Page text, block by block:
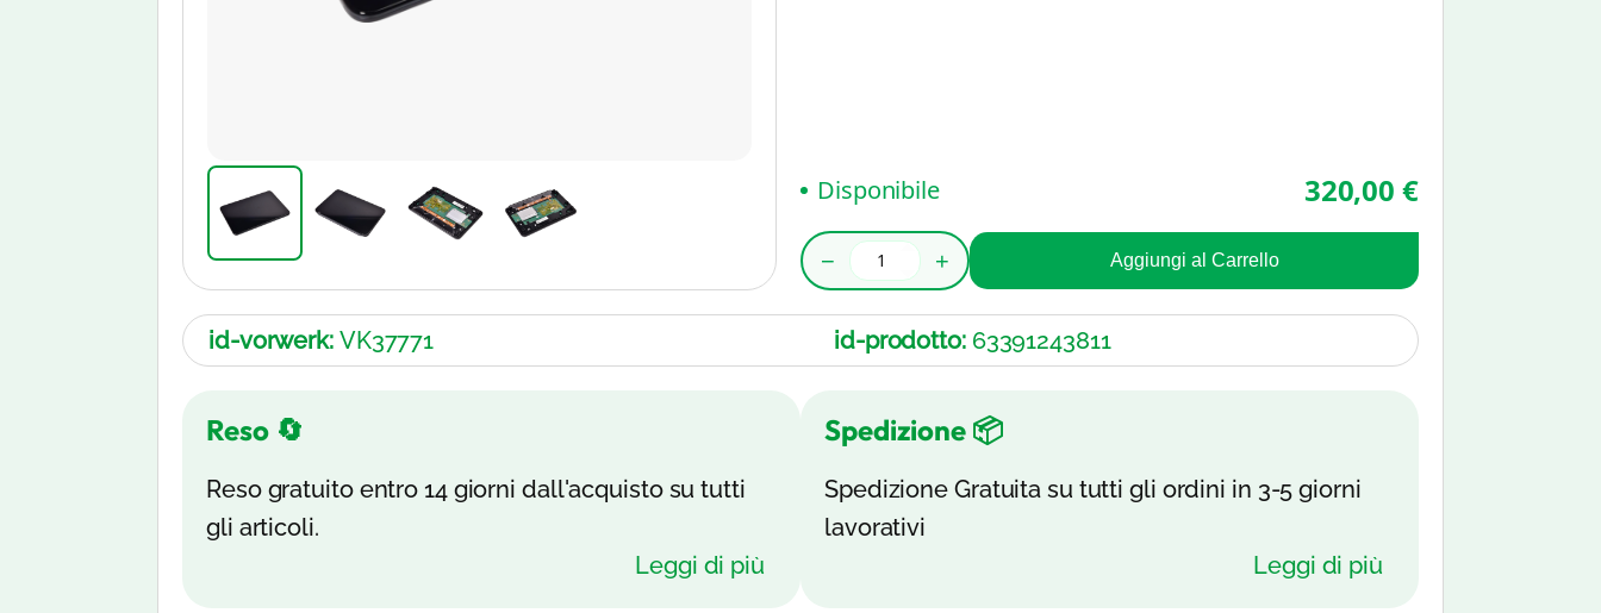
Disponibile 320,00 €
− + Aggiungi al Carrello
id-vorwerk: VK37771 id-prodotto: 63391243811
Reso 🔄
Reso gratuito entro 14 giorni dall'acquisto su tutti
gli articoli.
Leggi di più
Spedizione 📦
Spedizione Gratuita su tutti gli ordini in 3-5 giorni
lavorativi
Leggi di più